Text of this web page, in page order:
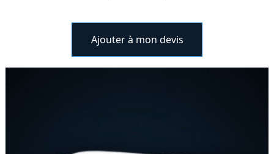
Ajouter à mon devis